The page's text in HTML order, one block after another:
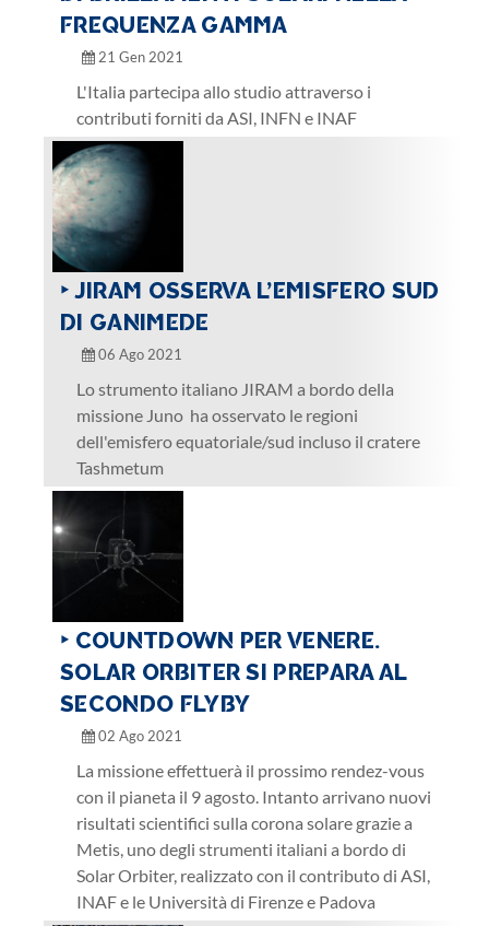
FREQUENZA GAMMA
21 Gen 2021
L'Italia partecipa allo studio attraverso i
contributi forniti da ASI, INFN e INAF
‣ JIRAM OSSERVA L’EMISFERO SUD
DI GANIMEDE
06 Ago 2021
Lo strumento italiano JIRAM a bordo della
missione Juno ha osservato le regioni
dell'emisfero equatoriale/sud incluso il cratere
Tashmetum
‣ COUNTDOWN PER VENERE.
SOLAR ORBITER SI PREPARA AL
SECONDO FLYBY
02 Ago 2021
La missione effettuerà il prossimo rendez-vous
con il pianeta il 9 agosto. Intanto arrivano nuovi
risultati scientifici sulla corona solare grazie a
Metis, uno degli strumenti italiani a bordo di
Solar Orbiter, realizzato con il contributo di ASI,
INAF e le Università di Firenze e Padova